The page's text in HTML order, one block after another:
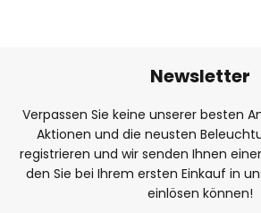
Newsletter
Verpassen Sie keine unserer besten
Aktionen und die neusten
registrieren und wir senden Ihnen
den Sie bei Ihrem ersten Einkauf in
einlösen können!